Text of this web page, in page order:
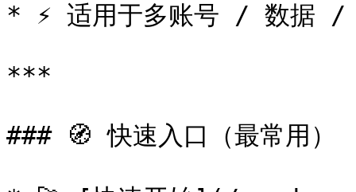
* ⚡ 适用于多账号 / 数据 /
***
### 🧭 快速入口（最常用）